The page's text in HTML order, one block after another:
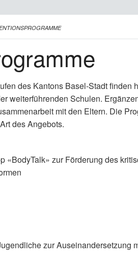
des Kantons Basel-Stadt
weiterführenden Schulen.
mit den Eltern. Die
des Angebots.
«BodyTalk» zur Förderung des
zur Auseinandersetzung